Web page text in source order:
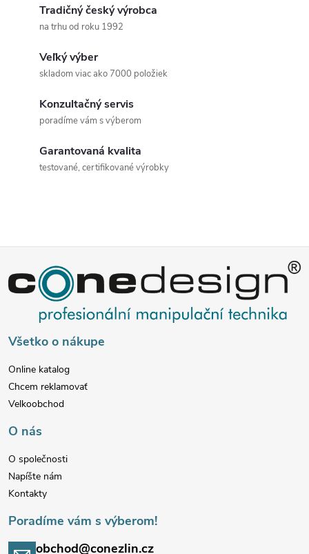
Tradičný český výrobca
na trhu od roku 1992
Veľký výber
skladom viac ako 7000 položiek
Konzultačný servis
poradíme vám s výberom
Garantovaná kvalita
testované, certifikované výrobky
á
p
ä
t
e
Všetko o nákupe
Online katalog
Chcem reklamovať
Velkoobchod
O nás
O společnosti
Napíšte nám
Kontakty
Poradíme vám s výberom!
obchod@conezlin.cz